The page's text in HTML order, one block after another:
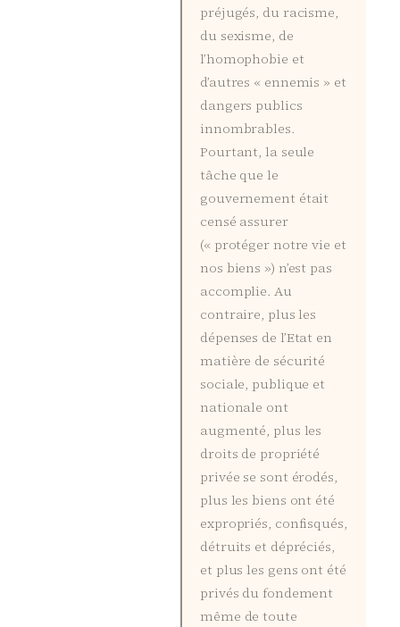
préjugés, du racisme,
du sexisme, de
l’homophobie et
d’autres « ennemis » et
dangers publics
innombrables.
Pourtant, la seule
tâche que le
gouvernement était
censé assurer
(« protéger notre vie et
nos biens ») n’est pas
accomplie. Au
contraire, plus les
dépenses de l’Etat en
matière de sécurité
sociale, publique et
nationale ont
augmenté, plus les
droits de propriété
privée se sont érodés,
plus les biens ont été
expropriés, confisqués,
détruits et dépréciés,
et plus les gens ont été
privés du fondement
même de toute